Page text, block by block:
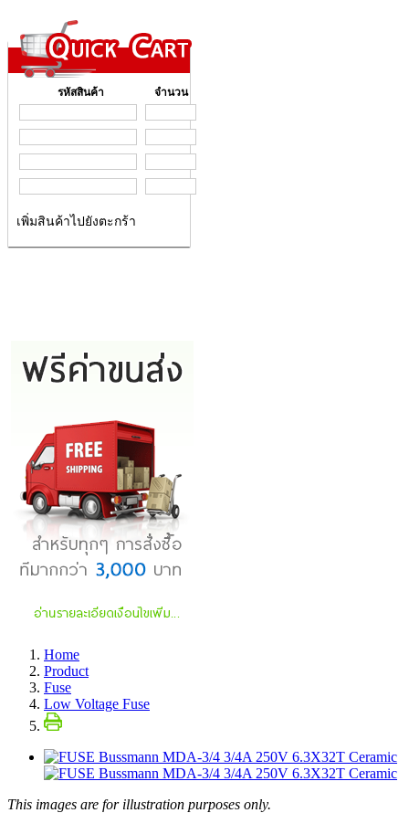
รหัสสินค้า จำนวน
เพิ่มสินค้าไปยังตะกร้า
Home
Product
Fuse
Low Voltage Fuse
This images are for illustration purposes only.